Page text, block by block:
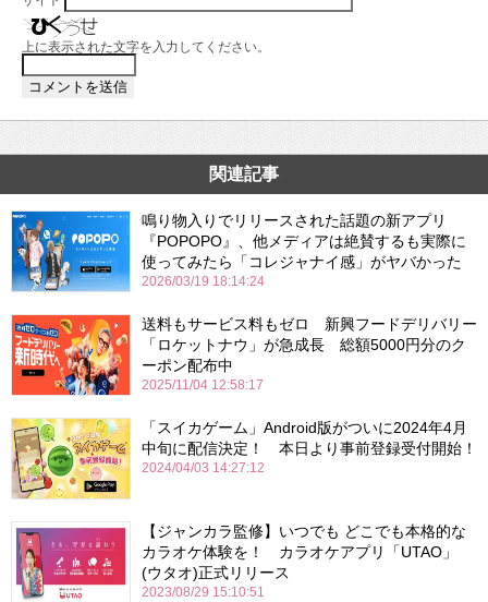
上に表示された文字を入力してください。
関連記事
鳴り物入りでリリースされた話題の新アプリ
『POPOPO』、他メディアは絶賛するも実際に
使ってみたら「コレジャナイ感」がヤバかった
2026/03/19 18:14:24
送料もサービス料もゼロ 新興フードデリバリー
「ロケットナウ」が急成長 総額5000円分のク
ーポン配布中
2025/11/04 12:58:17
「スイカゲーム」Android版がついに2024年4月
中旬に配信決定！ 本日より事前登録受付開始！
2024/04/03 14:27:12
【ジャンカラ監修】いつでも どこでも本格的な
カラオケ体験を！ カラオケアプリ「UTAO」
(ウタオ)正式リリース
2023/08/29 15:10:51